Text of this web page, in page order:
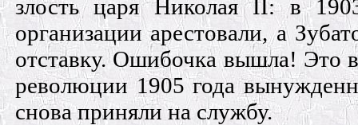
злость царя Николая II: в
организации арестовали, а
отставку. Ошибочка вышла! Это
революции 1905 года
снова приняли на службу.